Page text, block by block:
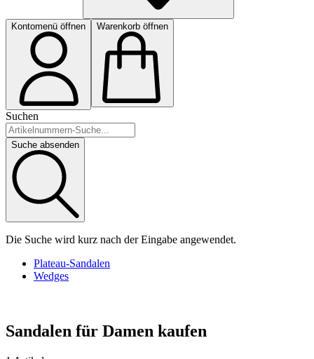
Kontomenü öffnen Warenkorb öffnen
Suchen
Suche absenden
Die Suche wird kurz nach der Eingabe angewendet.
Plateau-Sandalen
Wedges
Sandalen für Damen kaufen